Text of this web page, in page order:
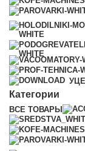
Категории
ВСЕ ТОВАРЫ